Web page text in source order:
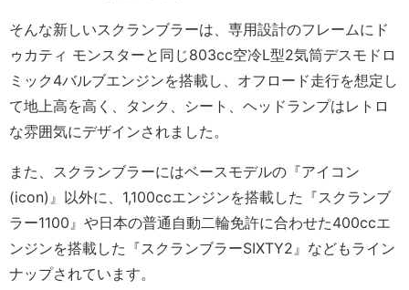
そんな新しいスクランブラーは、専用設計のフレームにド
ゥカティ モンスターと同じ803cc空冷L型2気筒デスモドロ
ミック4バルブエンジンを搭載し、オフロード走行を想定し
て地上高を高く、タンク、シート、ヘッドランプはレトロ
な雰囲気にデザインされました。
また、スクランブラーにはベースモデルの『アイコン
(icon)』以外に、1,100ccエンジンを搭載した『スクランブ
ラー1100』や日本の普通自動二輪免許に合わせた400ccエ
ンジンを搭載した『スクランブラーSIXTY2』などもライン
ナップされています。